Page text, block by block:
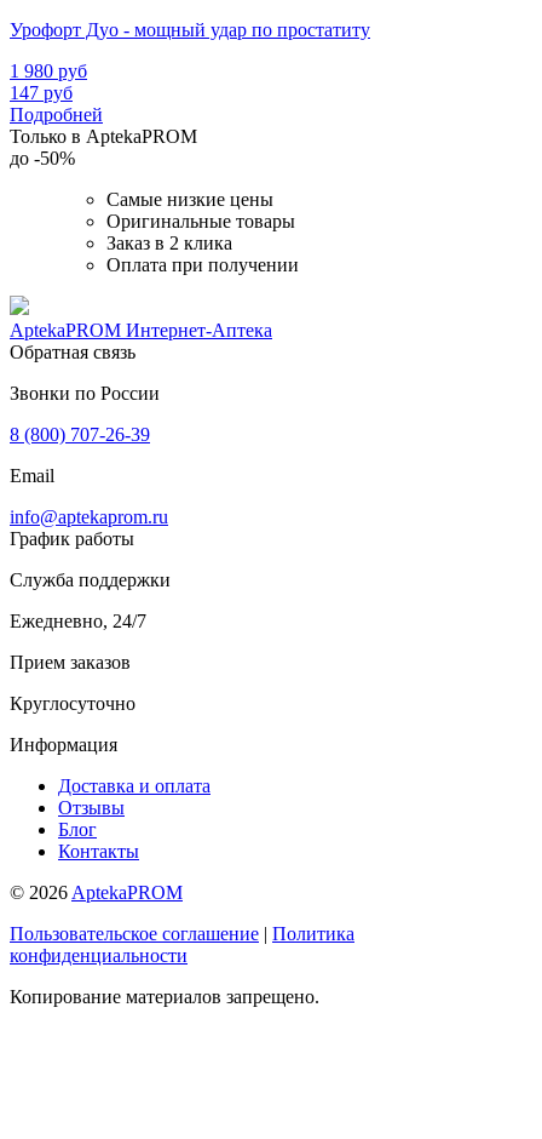
Урофорт Дуо - мощный удар по простатиту
1 980 руб
147 руб
Подробней
Только в AptekaPROM
до -50%
Самые низкие цены
Оригинальные товары
Заказ в 2 клика
Оплата при получении
AptekaPROM Интернет-Аптека
Обратная связь
Звонки по России
8 (800) 707-26-39
Email
info@aptekaprom.ru
График работы
Служба поддержки
Ежедневно, 24/7
Прием заказов
Круглосуточно
Информация
Доставка и оплата
Отзывы
Блог
Контакты
© 2026 AptekaPROM
Пользовательское соглашение | Политика
конфиденциальности
Копирование материалов запрещено.